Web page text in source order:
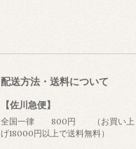
配送方法・送料について
【佐川急便】
全国一律 800円 （お買い上
げ18000円以上で送料無料）